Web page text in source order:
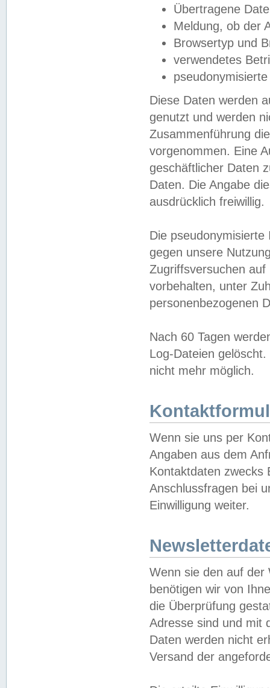
Übertragene
Meldung, ob der
Browsertyp und
verwendetes
Diese Daten werden
genutzt und werden
Zusammenführung
vorgenommen. Eine
geschäftlicher Daten
Daten. Die Angabe
ausdrücklich freiwillig.
Die
gegen unsere
Zugriffsversuchen
vorbehalten, unter
personenbezogenen
Nach 60 Tagen
Log-Dateien
nicht mehr möglich.
Wenn sie uns per
Angaben aus dem
Kontaktdaten zwecks
Anschlussfragen bei
Einwilligung weiter.
Wenn sie den auf der
benötigen wir von
die Überprüfung
Adresse sind und mit
Daten werden nicht
Versand der